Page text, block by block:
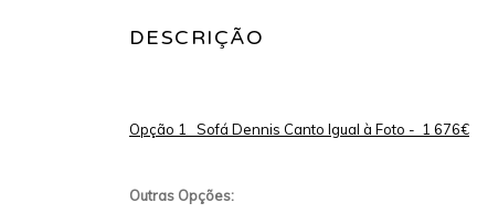
DESCRIÇÃO
Opção 1 Sofá Dennis Canto Igual à Foto - 1 676€
Outras Opções: